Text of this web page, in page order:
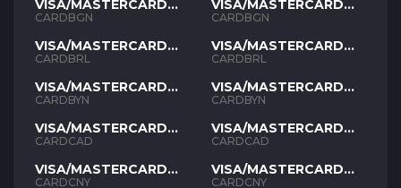
VISA/MASTERCARD
BGN
CARDBGN
VISA/MASTERCARD
BRL
CARDBRL
VISA/MASTERCARD
BYN
CARDBYN
VISA/MASTERCARD
CAD
CARDCAD
VISA/MASTERCARD
CNY
CARDCNY
VISA/MASTERCARD
BGN
CARDBGN
VISA/MASTERCARD
BRL
CARDBRL
VISA/MASTERCARD
BYN
CARDBYN
VISA/MASTERCARD
CAD
CARDCAD
VISA/MASTERCARD
CNY
CARDCNY